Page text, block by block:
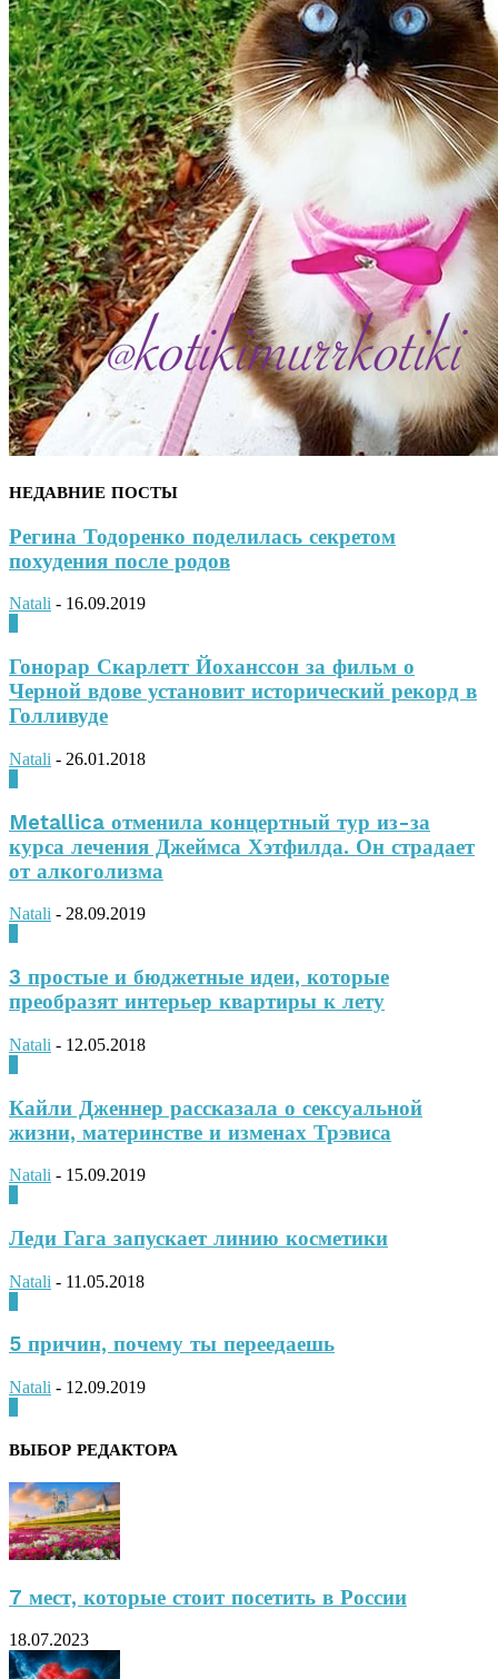
НЕДАВНИЕ ПОСТЫ
Регина Тодоренко поделилась секретом
похудения после родов
Natali - 16.09.2019
Гонорар Скарлетт Йоханссон за фильм о
Черной вдове установит исторический рекорд в
Голливуде
Natali - 26.01.2018
Metallica отменила концертный тур из-за
курса лечения Джеймса Хэтфилда. Он страдает
от алкоголизма
Natali - 28.09.2019
3 простые и бюджетные идеи, которые
преобразят интерьер квартиры к лету
Natali - 12.05.2018
Кайли Дженнер рассказала о сексуальной
жизни, материнстве и изменах Трэвиса
Natali - 15.09.2019
Леди Гага запускает линию косметики
Natali - 11.05.2018
5 причин, почему ты переедаешь
Natali - 12.09.2019
ВЫБОР РЕДАКТОРА
7 мест, которые стоит посетить в России
18.07.2023